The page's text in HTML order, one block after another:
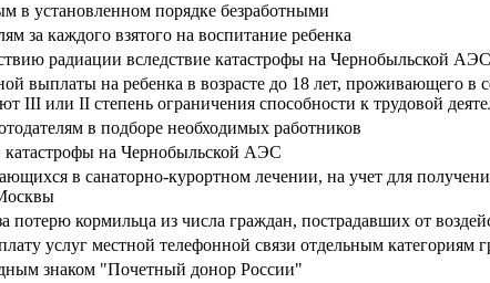
в установленном порядке безработными
за каждого взятого на воспитание ребенка
радиации вследствие катастрофы на Чернобыльской АЭС
выплаты на ребенка в возрасте до 18 лет, проживающего в
или II степень ограничения способности к трудовой
в подборе необходимых работников
катастрофы на Чернобыльской АЭС
в санаторно-курортном лечении, на учет для
кормильца из числа граждан, пострадавших от
услуг местной телефонной связи отдельным категориям
знаком "Почетный донор России"